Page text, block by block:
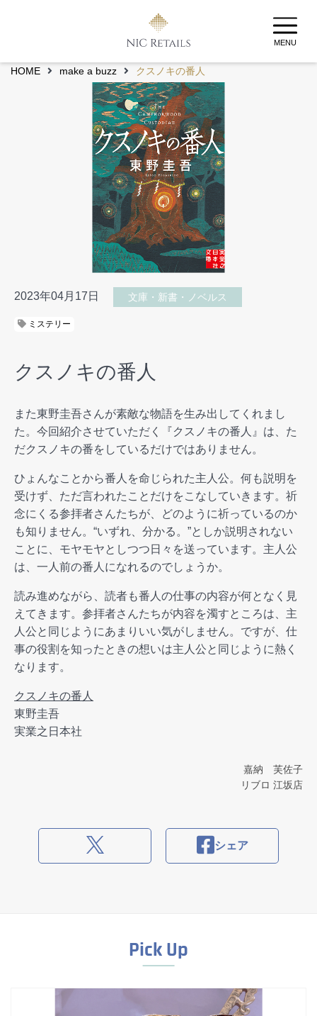
MENU
HOME make a buzz クスノキの番人
2023年04月17日 文庫・新書・ノベルス
ミステリー
クスノキの番人
また東野圭吾さんが素敵な物語を生み出してくれまし
た。今回紹介させていただく『クスノキの番人』は、た
だクスノキの番をしているだけではありません。
ひょんなことから番人を命じられた主人公。何も説明を
受けず、ただ言われたことだけをこなしていきます。祈
念にくる参拝者さんたちが、どのように祈っているのか
も知りません。“いずれ、分かる。”としか説明されない
ことに、モヤモヤとしつつ日々を送っています。主人公
は、一人前の番人になれるのでしょうか。
読み進めながら、読者も番人の仕事の内容が何となく見
えてきます。参拝者さんたちが内容を濁すところは、主
人公と同じようにあまりいい気がしません。ですが、仕
事の役割を知ったときの想いは主人公と同じように熱く
なります。
クスノキの番人
東野圭吾
実業之日本社
嘉納 芙佐子
リブロ 江坂店
シェア
Pick Up